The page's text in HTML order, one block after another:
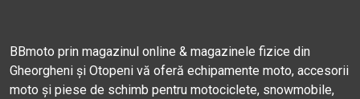
BBmoto prin magazinul online & magazinele fizice din
Gheorgheni și Otopeni vă oferă echipamente moto, accesorii
moto și piese de schimb pentru motociclete, snowmobile,